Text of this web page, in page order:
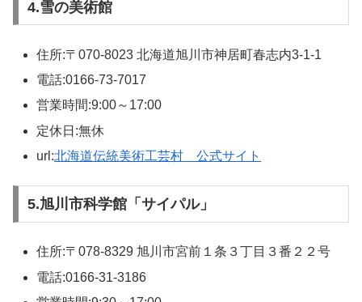
4.雪の美術館
住所:〒070-8023 北海道旭川市神居町春志内3-1-1
電話:0166-73-7017
営業時間:9:00～17:00
定休日:無休
url:北海道伝統美術工芸村 公式サイト
5.旭川市科学館「サイパル」
住所:〒078-8329 旭川市宮前１条３丁目３番２２号
電話:0166-31-3186